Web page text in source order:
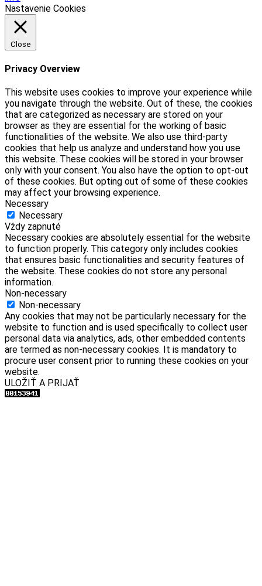
Nastavenie Cookies
Close
Privacy Overview
This website uses cookies to improve your experience while
you navigate through the website. Out of these, the cookies
that are categorized as necessary are stored on your
browser as they are essential for the working of basic
functionalities of the website. We also use third-party
cookies that help us analyze and understand how you use
this website. These cookies will be stored in your browser
only with your consent. You also have the option to opt-out
of these cookies. But opting out of some of these cookies
may affect your browsing experience.
Necessary
Necessary
Vždy zapnuté
Necessary cookies are absolutely essential for the website
to function properly. This category only includes cookies
that ensures basic functionalities and security features of
the website. These cookies do not store any personal
information.
Non-necessary
Non-necessary
Any cookies that may not be particularly necessary for the
website to function and is used specifically to collect user
personal data via analytics, ads, other embedded contents
are termed as non-necessary cookies. It is mandatory to
procure user consent prior to running these cookies on your
website.
ULOŽIŤ A PRIJAŤ